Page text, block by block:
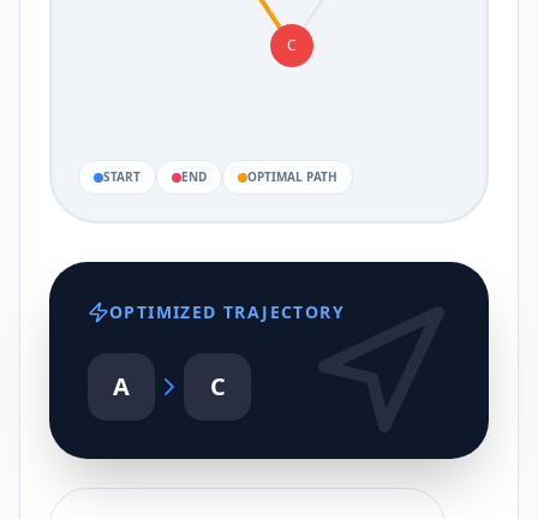
C
START END OPTIMAL PATH
OPTIMIZED TRAJECTORY
A C